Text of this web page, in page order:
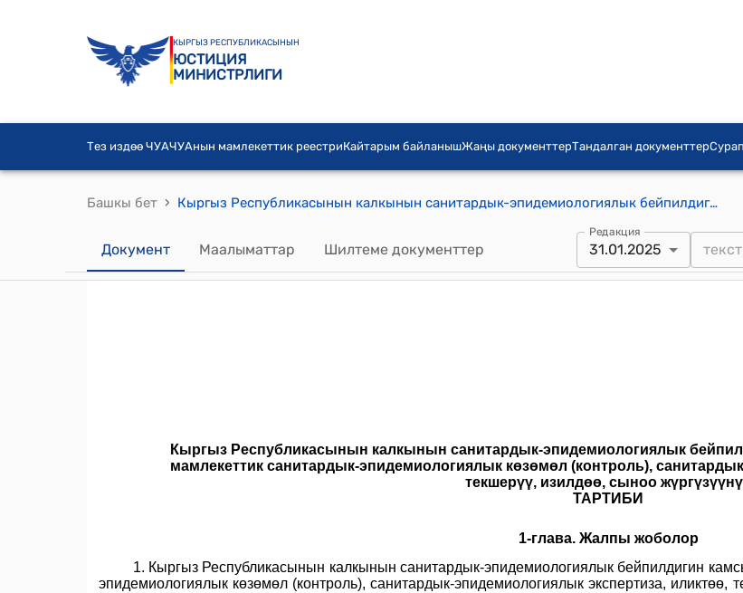
КЫРГЫЗ РЕСПУБЛИКАСЫНЫН
ЮСТИЦИЯ
МИНИСТРЛИГИ
Тез издөө ЧУАЧУАнын мамлекеттик реестриКайтарым байланышЖаңы документтерТандалган документтер
Башкы бет › Кыргыз Республикасынын калкынын санитардык-эпидемиологиялык бейпилдигин камсыз кылуу боюнча объекттерге мамлекеттик санитардык-эпидемиологиялык көзөмөл (контроль), санитардык-эпидемиологиялык экспертиза, иликтөө, текшерүү, изилдөө, сыноо жүргүзүүнүн Тартиби (Кыргыз Республикасынын Министрлер Кабинетинин 2025-жылдын 31-январындагы № 46 токтомуна)
Документ Маалыматтар Шилтеме документтер
Редакция
31.01.2025